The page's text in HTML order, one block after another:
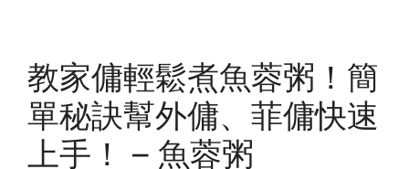
教家傭輕鬆煮魚蓉粥！簡
單秘訣幫外傭、菲傭快速
上手！ – 魚蓉粥